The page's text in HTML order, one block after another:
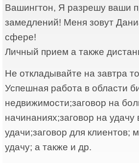
Вашингтон, Я разрешу ваши
замедлений! Меня зовут
сфере!
Личный прием а также
Не откладывайте на завтра
Успешная работа в области
недвижимости;заговор на
начинаниях;заговор на
удачи;заговор для клиентов;
удачу; а также и др.